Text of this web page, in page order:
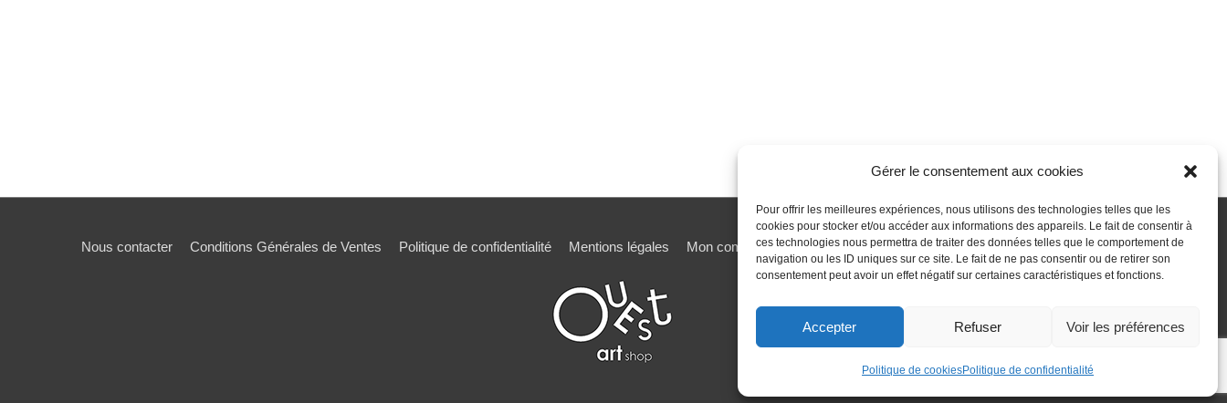
Gérer le consentement aux cookies
Pour offrir les meilleures expériences, nous utilisons des technologies telles que les
cookies pour stocker et/ou accéder aux informations des appareils. Le fait de consentir à
ces technologies nous permettra de traiter des données telles que le comportement de
navigation ou les ID uniques sur ce site. Le fait de ne pas consentir ou de retirer son
consentement peut avoir un effet négatif sur certaines caractéristiques et fonctions.
Accepter Refuser Voir les préférences
Politique de cookiesPolitique de confidentialité
Nous contacter Conditions Générales de Ventes Politique de confidentialité Mentions légales Mon compte Mot de passe perdu Newsletter Politique de cookies (UE)